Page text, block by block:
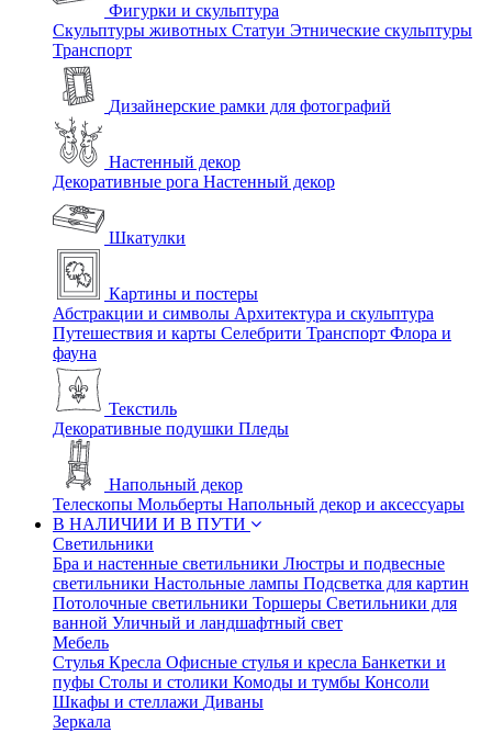
Фигурки и скульптура
Скульптуры животных Статуи Этнические скульптуры
Транспорт
Дизайнерские рамки для фотографий
Настенный декор
Декоративные рога Настенный декор
Шкатулки
Картины и постеры
Абстракции и символы Архитектура и скульптура
Путешествия и карты Селебрити Транспорт Флора и
фауна
Текстиль
Декоративные подушки Пледы
Напольный декор
Телескопы Мольберты Напольный декор и аксессуары
В НАЛИЧИИ И В ПУТИ
Светильники
Бра и настенные светильники Люстры и подвесные
светильники Настольные лампы Подсветка для картин
Потолочные светильники Торшеры Светильники для
ванной Уличный и ландшафтный свет
Мебель
Стулья Кресла Офисные стулья и кресла Банкетки и
пуфы Столы и столики Комоды и тумбы Консоли
Шкафы и стеллажи Диваны
Зеркала